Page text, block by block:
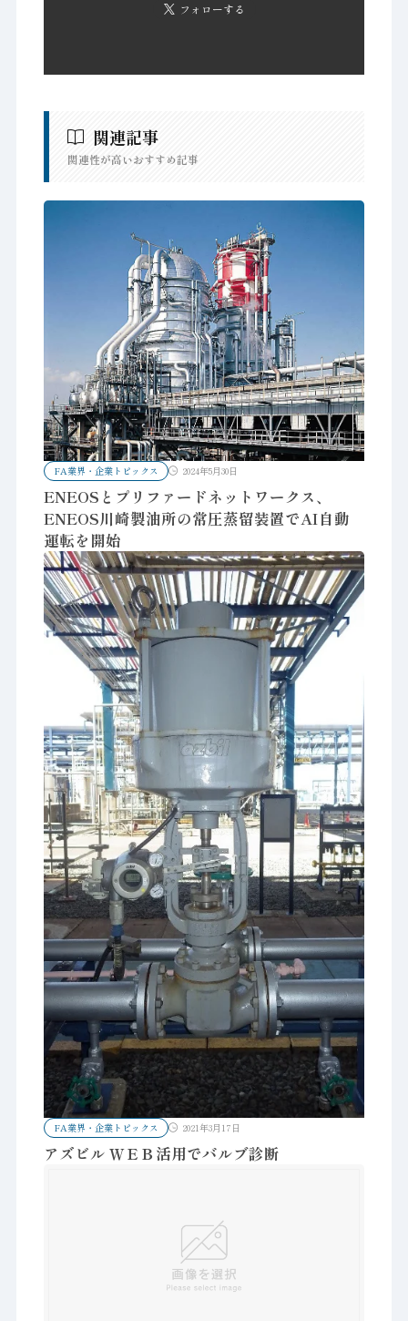
フォローする
関連記事
関連性が高いおすすめ記事
FA業界・企業トピックス 2024年5月30日
ENEOSとプリファードネットワークス、
ENEOS川崎製油所の常圧蒸留装置でAI自動
運転を開始
FA業界・企業トピックス 2021年3月17日
アズビル ＷＥＢ活用でバルブ診断